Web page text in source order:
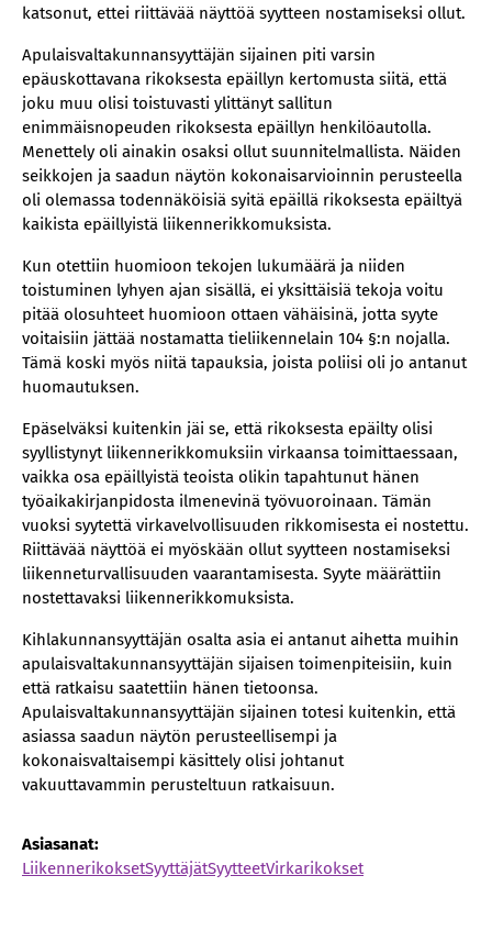
katsonut, ettei riittävää näyttöä syytteen nostamiseksi ollut.
Apulaisvaltakunnansyyttäjän sijainen piti varsin
epäuskottavana rikoksesta epäillyn kertomusta siitä, että
joku muu olisi toistuvasti ylittänyt sallitun
enimmäisnopeuden rikoksesta epäillyn henkilöautolla.
Menettely oli ainakin osaksi ollut suunnitelmallista. Näiden
seikkojen ja saadun näytön kokonaisarvioinnin perusteella
oli olemassa todennäköisiä syitä epäillä rikoksesta epäiltyä
kaikista epäillyistä liikennerikkomuksista.
Kun otettiin huomioon tekojen lukumäärä ja niiden
toistuminen lyhyen ajan sisällä, ei yksittäisiä tekoja voitu
pitää olosuhteet huomioon ottaen vähäisinä, jotta syyte
voitaisiin jättää nostamatta tieliikennelain 104 §:n nojalla.
Tämä koski myös niitä tapauksia, joista poliisi oli jo antanut
huomautuksen.
Epäselväksi kuitenkin jäi se, että rikoksesta epäilty olisi
syyllistynyt liikennerikkomuksiin virkaansa toimittaessaan,
vaikka osa epäillyistä teoista olikin tapahtunut hänen
työaikakirjanpidosta ilmenevinä työvuoroinaan. Tämän
vuoksi syytettä virkavelvollisuuden rikkomisesta ei nostettu.
Riittävää näyttöä ei myöskään ollut syytteen nostamiseksi
liikenneturvallisuuden vaarantamisesta. Syyte määrättiin
nostettavaksi liikennerikkomuksista.
Kihlakunnansyyttäjän osalta asia ei antanut aihetta muihin
apulaisvaltakunnansyyttäjän sijaisen toimenpiteisiin, kuin
että ratkaisu saatettiin hänen tietoonsa.
Apulaisvaltakunnansyyttäjän sijainen totesi kuitenkin, että
asiassa saadun näytön perusteellisempi ja
kokonaisvaltaisempi käsittely olisi johtanut
vakuuttavammin perusteltuun ratkaisuun.
Asiasanat:
LiikennerikoksetSyyttäjätSyytteetVirkarikokset